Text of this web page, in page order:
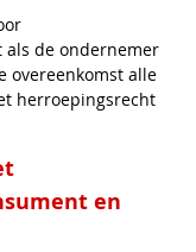
de ondernemer
overeenkomst alle
herroepingsrecht
en